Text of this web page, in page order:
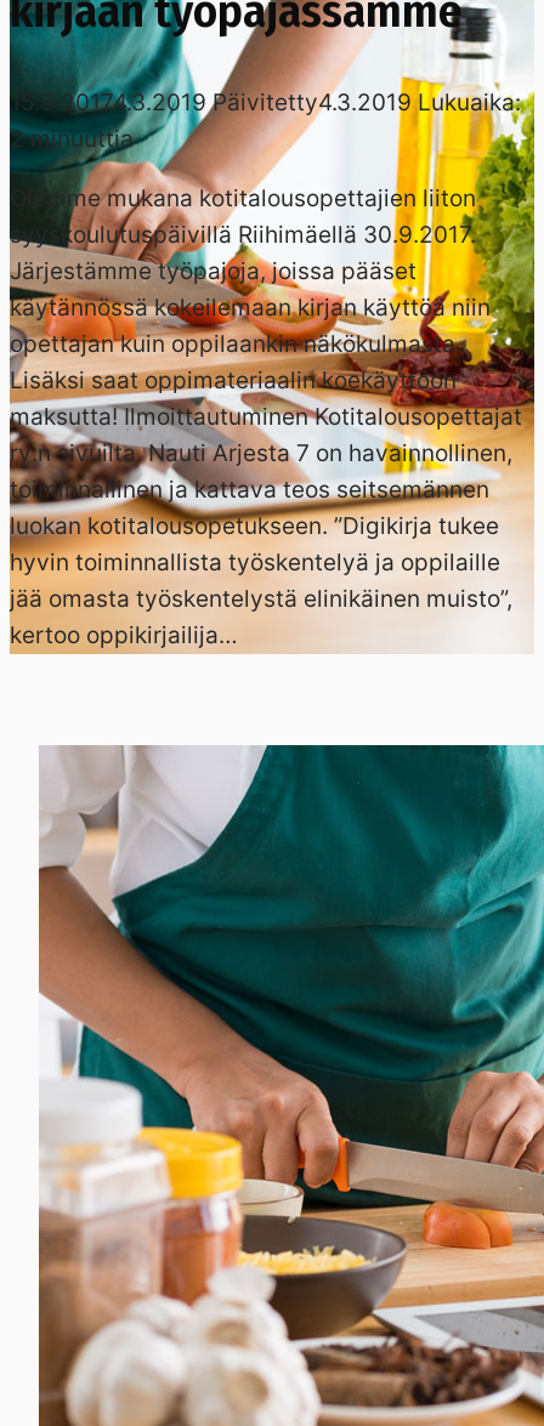
15.9.20174.3.2019 Päivitetty4.3.2019 Lukuaika:
2minuuttia
Olemme mukana kotitalousopettajien liiton
syyskoulutuspäivillä Riihimäellä 30.9.2017.
Järjestämme työpajoja, joissa pääset
käytännössä kokeilemaan kirjan käyttöä niin
opettajan kuin oppilaankin näkökulmasta.
Lisäksi saat oppimateriaalin koekäyttöön
maksutta! Ilmoittautuminen Kotitalousopettajat
ry:n sivuilta. Nauti Arjesta 7 on havainnollinen,
toiminnallinen ja kattava teos seitsemännen
luokan kotitalousopetukseen. ”Digikirja tukee
hyvin toiminnallista työskentelyä ja oppilaille
jää omasta työskentelystä elinikäinen muisto”,
kertoo oppikirjailija…